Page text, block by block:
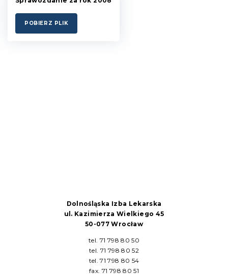
POBIERZ PLIK
Dolnośląska Izba Lekarska
ul. Kazimierza Wielkiego 45
50-077 Wrocław
tel. 71 798 80 50
tel. 71 798 80 52
tel. 71 798 80 54
fax. 71 798 80 51